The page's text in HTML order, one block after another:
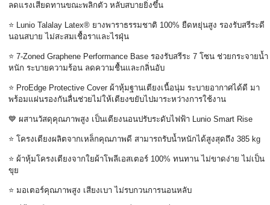
ลดแรงเสียดทานขณะพลิกตัว หลับสบายยิ่งขึ้น
⭐ Lunio Talalay Latex® ยางพาราธรรมชาติ 100% ยืดหยุ่นสูง รองรับสรีระดี
นอนสบาย ไม่สะสมเชื้อราและไรฝุ่น
⭐ 7-Zoned Graphene Performance Base รองรับสรีระ 7 โซน ช่วยกระจายน้ำ
หนัก ระบายความร้อน ลดความชื้นและกลิ่นอับ
⭐ ProEdge Protective Cover ผ้าหุ้มฐานเตียงเนื้อนุ่ม ระบายอากาศได้ดี มา
พร้อมแผ่นรองกันลื่นช่วยไม่ให้เตียงขยับไปมาระหว่างการใช้งาน
💙 ผสานวัสดุคุณภาพสูง เป็นเตียงนอนปรับระดับไฟฟ้า Lunio Smart Rise
⭐ โครงเตียงผลิตจากเหล็กคุณภาพดี สามารถรับน้ำหนักได้สูงสุดถึง 385 kg
⭐ ผ้าหุ้มโครงเตียงจากใยผ้าโพลีเอสเตอร์ 100% ทนทาน ไม่ขาดง่าย ไม่เป็น
ขุย
⭐ มอเตอร์คุณภาพสูง เสียงเบา ไม่รบกวนการนอนหลับ